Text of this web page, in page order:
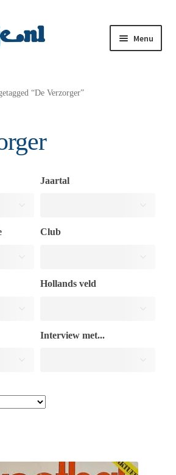
Menu
“De Verzorger”
Jaartal
Club
Hollands veld
Interview met...